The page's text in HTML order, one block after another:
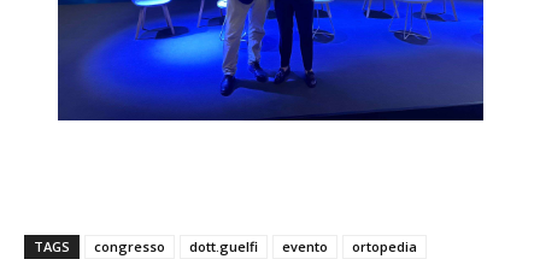
TAGS congresso dott.guelfi evento
ortopedia